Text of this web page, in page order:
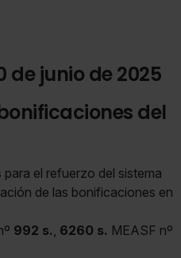
junio de 2025
del
el refuerzo del sistema
de las bonificaciones en
992 s., 6260 s. MEASF nº